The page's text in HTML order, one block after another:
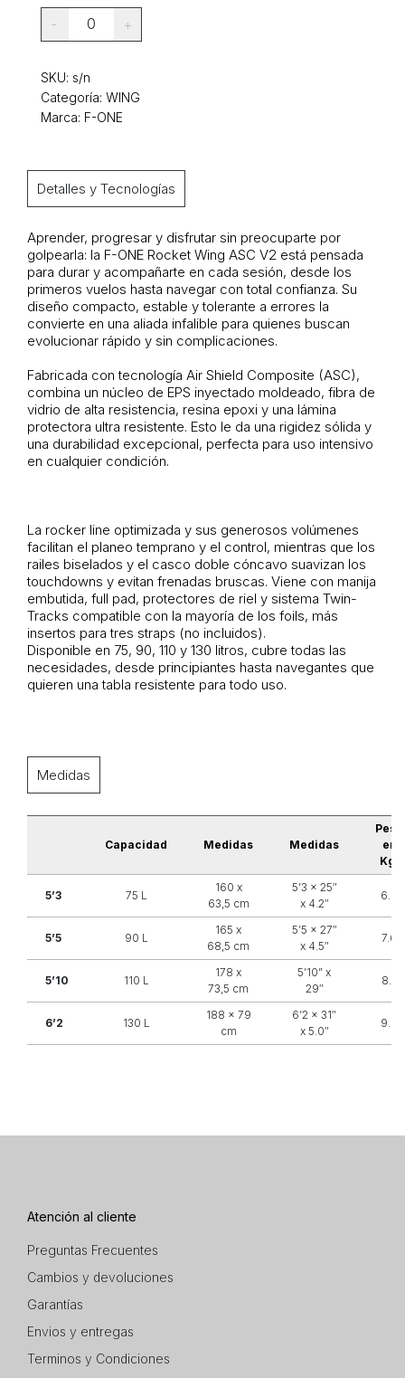
- 0 +
SKU: s/n
Categoría: WING
Marca: F-ONE
Detalles y Tecnologías
Aprender, progresar y disfrutar sin preocuparte por
golpearla: la F-ONE Rocket Wing ASC V2 está pensada
para durar y acompañarte en cada sesión, desde los
primeros vuelos hasta navegar con total confianza. Su
diseño compacto, estable y tolerante a errores la
convierte en una aliada infalible para quienes buscan
evolucionar rápido y sin complicaciones.
Fabricada con tecnología Air Shield Composite (ASC),
combina un núcleo de EPS inyectado moldeado, fibra de
vidrio de alta resistencia, resina epoxi y una lámina
protectora ultra resistente. Esto le da una rigidez sólida y
una durabilidad excepcional, perfecta para uso intensivo
en cualquier condición.
La rocker line optimizada y sus generosos volúmenes
facilitan el planeo temprano y el control, mientras que los
railes biselados y el casco doble cóncavo suavizan los
touchdowns y evitan frenadas bruscas. Viene con manija
embutida, full pad, protectores de riel y sistema Twin-
Tracks compatible con la mayoría de los foils, más
insertos para tres straps (no incluidos).
Disponible en 75, 90, 110 y 130 litros, cubre todas las
necesidades, desde principiantes hasta navegantes que
quieren una tabla resistente para todo uso.
Medidas
Capacidad Medidas Medidas
Peso
en
Kg.
5’3 75 L
160 x
63,5 cm
5’3 x 25″
x 4.2″
6.8
5’5 90 L
165 x
68,5 cm
5’5 x 27″
x 4.5″
7.6
5’10 110 L
178 x
73,5 cm
5’10” x
29″
8.3
6’2 130 L
188 x 79
cm
6’2 x 31″
x 5.0″
9.4
Atención al cliente
Preguntas Frecuentes
Cambios y devoluciones
Garantías
Envios y entregas
Terminos y Condiciones